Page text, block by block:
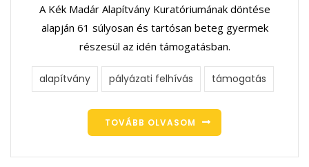
A Kék Madár Alapítvány Kuratóriumának döntése
alapján 61 súlyosan és tartósan beteg gyermek
részesül az idén támogatásban.
alapítvány pályázati felhívás támogatás
TOVÁBB OLVASOM